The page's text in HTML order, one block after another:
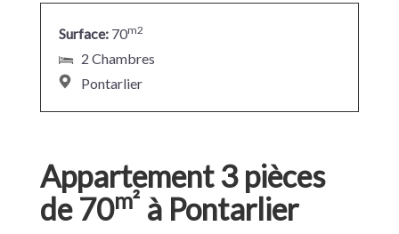
contact
accès
client
Surface: 70m2
2 Chambres
Pontarlier
Appartement 3 pièces
de 70m² à Pontarlier